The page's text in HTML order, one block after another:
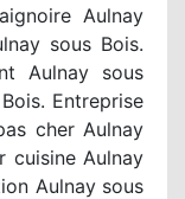
Aulnay
sous Bois.
Aulnay sous
Entreprise
cher Aulnay
cuisine Aulnay
Aulnay sous